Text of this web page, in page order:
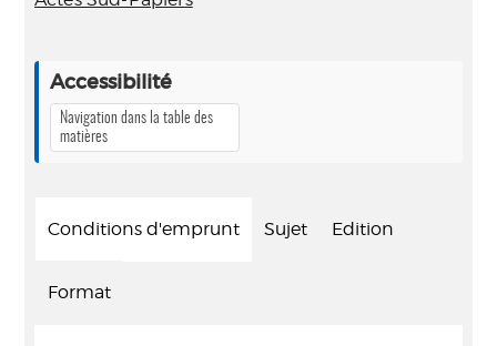
Accessibilité
Navigation dans la table des
matières
Conditions d'emprunt Sujet Edition
Format